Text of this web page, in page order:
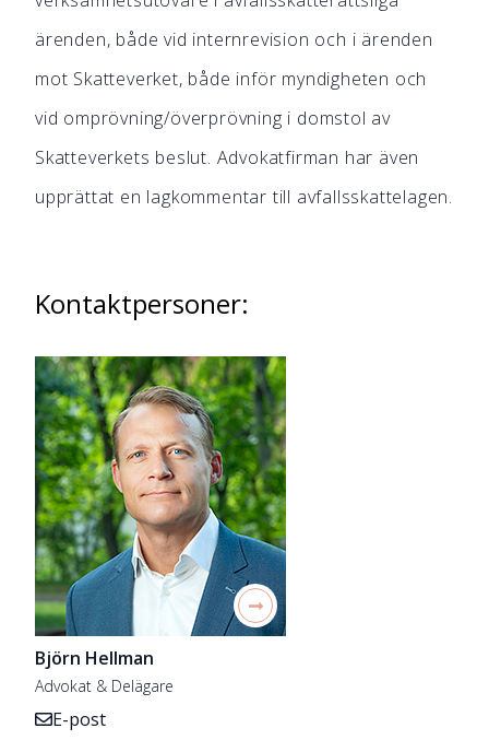
ärenden, både vid internrevision och i ärenden
mot Skatteverket, både inför myndigheten och
vid omprövning/överprövning i domstol av
Skatteverkets beslut. Advokatfirman har även
upprättat en lagkommentar till avfallsskattelagen.
Kontaktpersoner:
Björn Hellman
Advokat & Delägare
E-post